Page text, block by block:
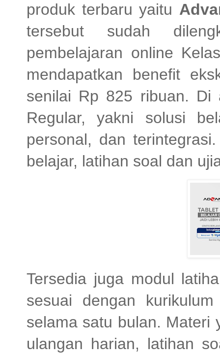
produk terbaru yaitu
tersebut sudah
pembelajaran online
mendapatkan benefit
senilai Rp 825 ribuan. Di
Regular, yakni solusi
personal, dan
belajar, latihan soal dan
Tersedia juga modul
sesuai dengan
selama satu bulan. Materi
ulangan harian, latihan